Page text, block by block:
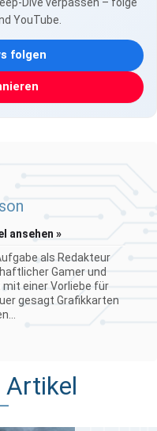
YouTube.
folgen
ansehen »
als Redakteur
Gamer und
einer Vorliebe für
gesagt Grafikkarten
Artikel